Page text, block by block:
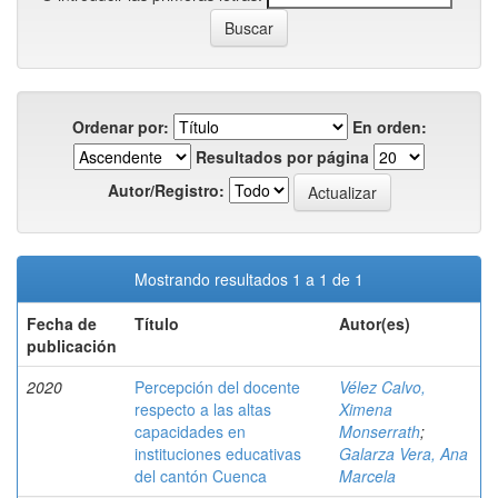
Ordenar por:
En orden:
Resultados por página
Autor/Registro:
Mostrando resultados 1 a 1 de 1
Fecha de
publicación
Título Autor(es)
2020
Percepción del docente
respecto a las altas
capacidades en
instituciones educativas
del cantón Cuenca
Vélez Calvo,
Ximena
Monserrath;
Galarza Vera, Ana
Marcela